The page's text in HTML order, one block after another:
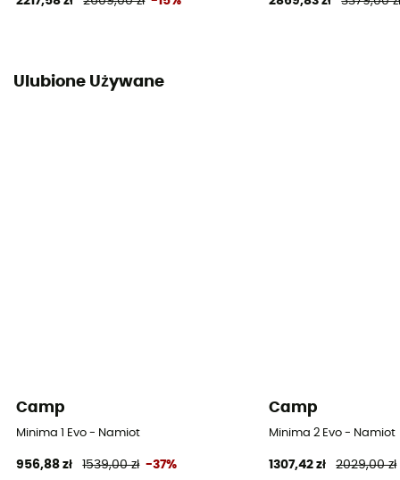
Materiały dachu
Materiały sypialni
Ulubione Używane
Camp
Minima 1 Evo - Namiot
956,88 zł 1539,00 zł -37%
Camp
Minima 2 Evo - Namiot
1307,42 zł 2029,00 zł